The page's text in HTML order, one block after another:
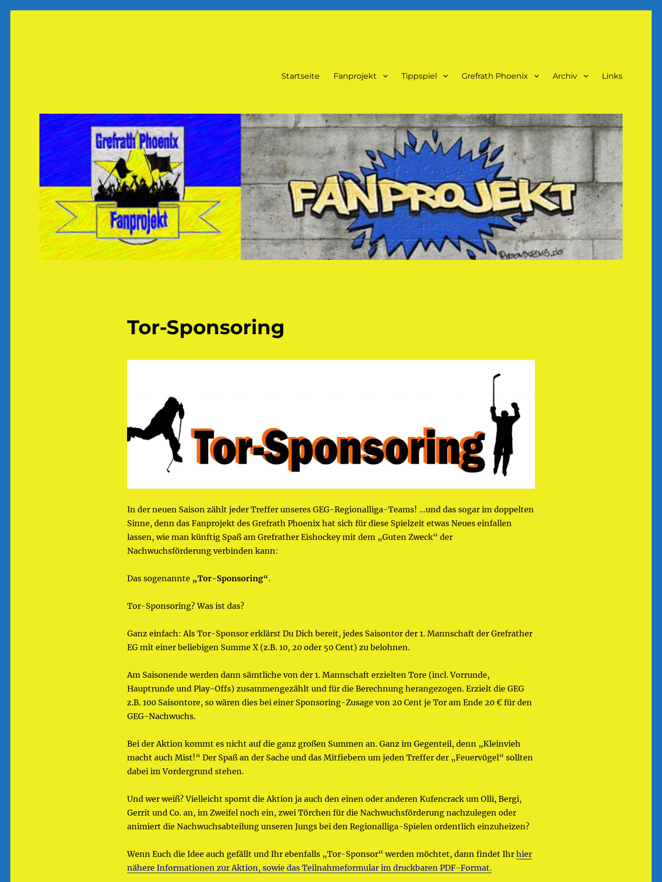
Startseite Fanprojekt Tippspiel Grefrath Phoenix Archiv Links
Tor-Sponsoring
In der neuen Saison zählt jeder Treffer unseres GEG-Regionalliga-Teams! …und das sogar im doppelten
Sinne, denn das Fanprojekt des Grefrath Phoenix hat sich für diese Spielzeit etwas Neues einfallen
lassen, wie man künftig Spaß am Grefrather Eishockey mit dem „Guten Zweck“ der
Nachwuchsförderung verbinden kann:
Das sogenannte „Tor-Sponsoring“.
Tor-Sponsoring? Was ist das?
Ganz einfach: Als Tor-Sponsor erklärst Du Dich bereit, jedes Saisontor der 1. Mannschaft der Grefrather
EG mit einer beliebigen Summe X (z.B. 10, 20 oder 50 Cent) zu belohnen.
Am Saisonende werden dann sämtliche von der 1. Mannschaft erzielten Tore (incl. Vorrunde,
Hauptrunde und Play-Offs) zusammengezählt und für die Berechnung herangezogen. Erzielt die GEG
z.B. 100 Saisontore, so wären dies bei einer Sponsoring-Zusage von 20 Cent je Tor am Ende 20 € für den
GEG-Nachwuchs.
Bei der Aktion kommt es nicht auf die ganz großen Summen an. Ganz im Gegenteil, denn „Kleinvieh
macht auch Mist!“ Der Spaß an der Sache und das Mitfiebern um jeden Treffer der „Feuervögel“ sollten
dabei im Vordergrund stehen.
Und wer weiß? Vielleicht spornt die Aktion ja auch den einen oder anderen Kufencrack um Olli, Bergi,
Gerrit und Co. an, im Zweifel noch ein, zwei Törchen für die Nachwuchsförderung nachzulegen oder
animiert die Nachwuchsabteilung unseren Jungs bei den Regionalliga-Spielen ordentlich einzuheizen?
Wenn Euch die Idee auch gefällt und Ihr ebenfalls „Tor-Sponsor“ werden möchtet, dann findet Ihr hier
nähere Informationen zur Aktion, sowie das Teilnahmeformular im druckbaren PDF-Format.